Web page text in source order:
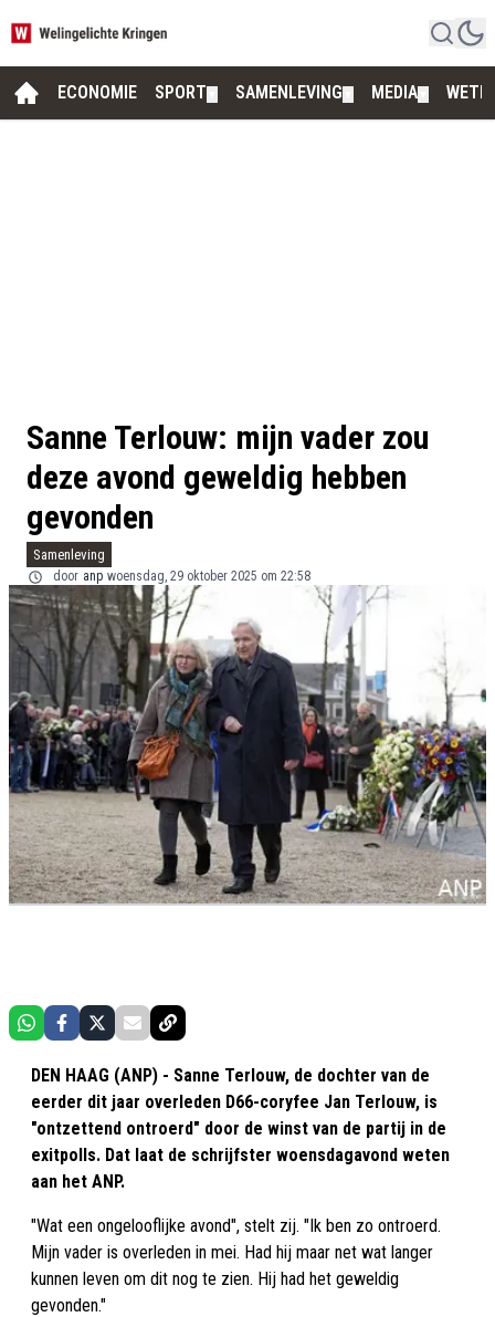
ECONOMIE SPORT SAMENLEVING MEDIA
Sanne Terlouw: mijn vader zou
deze avond geweldig hebben
gevonden
Samenleving
door anp woensdag, 29 oktober 2025 om 22:58
DEN HAAG (ANP) - Sanne Terlouw, de dochter van de
eerder dit jaar overleden D66-coryfee Jan Terlouw, is
"ontzettend ontroerd" door de winst van de partij in de
exitpolls. Dat laat de schrijfster woensdagavond weten
aan het ANP.
"Wat een ongelooflijke avond", stelt zij. "Ik ben zo ontroerd.
Mijn vader is overleden in mei. Had hij maar net wat langer
kunnen leven om dit nog te zien. Hij had het geweldig
gevonden."